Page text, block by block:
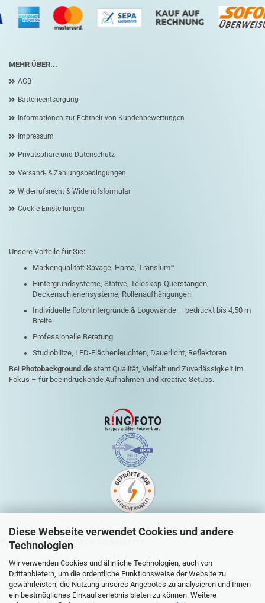
Diese Webseite verwendet Cookies und andere
Technologien
Wir verwenden Cookies und ähnliche Technologien, auch von
Drittanbietern, um die ordentliche Funktionsweise der Website zu
gewährleisten, die Nutzung unseres Angebotes zu analysieren und Ihnen
ein bestmögliches Einkaufserlebnis bieten zu können. Weitere
MEHR ÜBER...
AGB
Batterieentsorgung
Informationen zur Echtheit von Kundenbewertungen
Impressum
Privatsphäre und Datenschutz
Versand- & Zahlungsbedingungen
Widerrufsrecht & Widerrufsformular
Cookie Einstellungen
Unsere Vorteile für Sie:
Markenqualität: Savage, Hama, Translum™
Hintergrundsysteme, Stative, Teleskop-Querstangen,
Deckenschienensysteme, Rollenaufhängungen
Individuelle Fotohintergründe & Logowände – bedruckt bis 4,50 m
Breite.
Professionelle Beratung
Studioblitze, LED-Flächenleuchten, Dauerlicht, Reflektoren
Bei Photobackground.de steht Qualität, Vielfalt und Zuverlässigkeit im
Fokus – für beeindruckende Aufnahmen und kreative Setups.
QUICK-LINKS HINTERGRUNDANBIETER
Mein Konto
Warenkorb
Zur Kasse